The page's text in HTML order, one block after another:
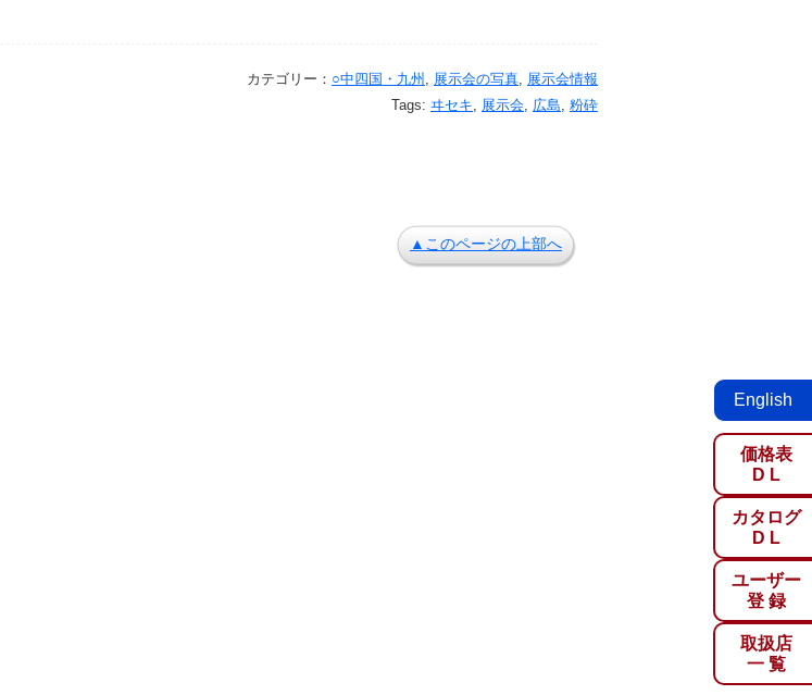
English
価格表
D L
カタログ
D L
ユーザー
登 録
取扱店
一 覧
カテゴリー： ○中四国・九州 , 展示会の写真, 展示会情報
Tags: ヰセキ, 展示会, 広島, 粉砕
▲このページの上部へ